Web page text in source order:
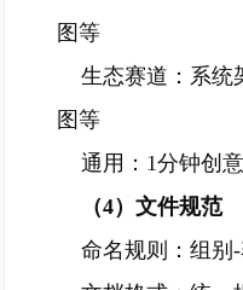
图等
生态赛道：系统
图等
通用：1分钟创
（4）文件规范
命名规则：组别-